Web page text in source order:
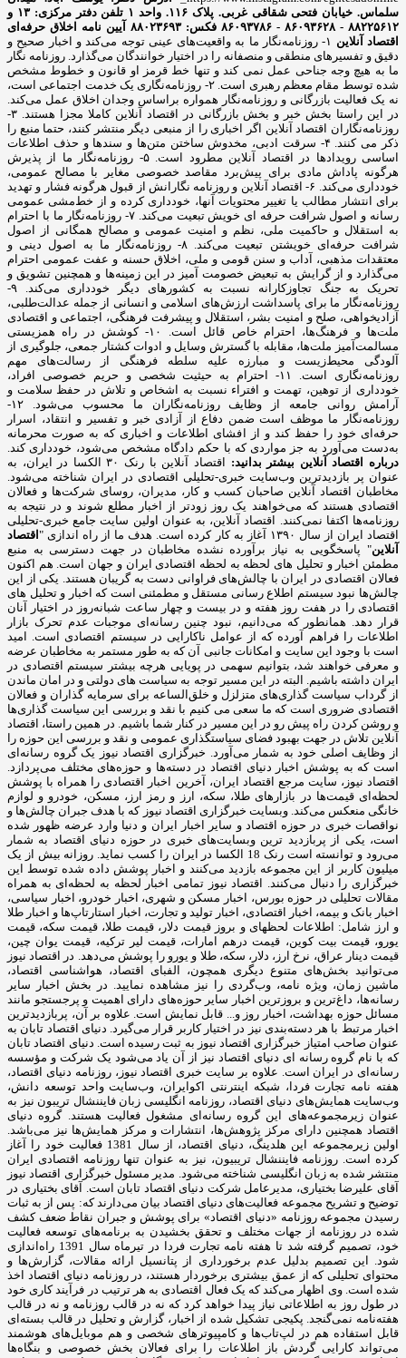
سلماس. خیابان فتحی شقاقی غربی. پلاک ۱۱۶. واحد ۱
تلفن دفتر مرکزی: ۱۳ و
۸۸۲۲۵۶۱۲ - ۸۶۰۹۳۶۲۸ - ۸۶۰۹۳۷۸۶ فکس: ۸۸۰۲۳۶۹۳
آیین نامه اخلاق حرفه‌ای
اقتصاد آنلاین
۱- روزنامه‌نگار ما به واقعیت‌های عینی توجه می‌کند و اخبار صحیح و
دقیق و تفسیرهای منطقی و منصفانه را در اختیار خوانندگان می‌گذارد. روزنامه نگار
ما به هیچ وجه جناحی عمل نمی کند و تنها خط قرمز او قانون و خطوط مشخص
شده توسط مقام معظم رهبری است. ۲- روزنامه‌نگاری یک خدمت اجتماعی است،
نه یک فعالیت بازرگانی و روزنامه‌نگار همواره براساس وجدان اخلاق عمل می‌کند.
در این راستا بخش خبر و بخش بازرگانی در اقتصاد آنلاین کاملا مجزا هستند. ۳-
روزنامه‌نگاران اقتصاد آنلاین اگر اخباری را از منبعی دیگر منتشر کنند، حتما منبع را
ذکر می کنند. ۴- سرقت ادبی، مخدوش ساختن متن‌ها و سندها و حذف اطلاعات
اساسی رویدادها در اقتصاد آنلاین مطرود است. ۵- روزنامه‌نگار ما از پذیرش
هرگونه پاداش مادی برای پیش‌برد مقاصد خصوصی مغایر با مصالح عمومی،
خودداری می‌کند. ۶- اقتصاد آنلاین و روزنامه نگارانش از قبول هرگونه فشار و تهدید
برای انتشار مطالب یا تغییر محتویات آنها، خودداری کرده و از خط‌مشی عمومی
رسانه و اصول شرافت حرفه ای خویش تبعیت می‌کند. ۷- روزنامه‌نگار ما با احترام
به استقلال و حاکمیت ملی، نظم و امنیت عمومی و مصالح همگانی از اصول
شرافت حرفه‌ای خویشتن تبعیت می‌کند. ۸- روزنامه‌نگار ما به اصول دینی و
معتقدات مذهبی، آداب و سنن قومی و ملی، اخلاق حسنه و عفت عمومی احترام
می‌گذارد و از گرایش به تبعیض خصومت آمیز در این زمینه‌ها و همچنین تشویق و
تحریک به جنگ تجاوزکارانه نسبت به کشورهای دیگر خودداری می‌کند. ۹-
روزنامه‌نگار ما برای پاسداشت ارزش‌های اسلامی و انسانی از جمله عدالت‌طلبی،
آزادیخواهی، صلح و امنیت بشر، استقلال و پیشرفت فرهنگی، اجتماعی و اقتصادی
ملت‌ها و فرهنگ‌ها، احترام خاص قائل است. ۱۰- کوشش در راه همزیستی
مسالمت‌آمیز ملت‌ها، مقابله با گسترش وسایل و ادوات کشتار جمعی، جلوگیری از
آلودگی محیط‌زیست و مبارزه علیه سلطه فرهنگی از رسالت‌های مهم
روزنامه‌نگاری است. ۱۱- احترام به حیثیت شخصی و حریم خصوصی افراد،
خودداری از توهین، تهمت و افتراء نسبت به اشخاص و تلاش در حفظ سلامت و
آرامش روانی جامعه از وظایف روزنامه‌نگاران ما محسوب می‌شود. ۱۲-
روزنامه‌نگار ما موظف است ضمن دفاع از آزادی خبر و تفسیر و انتقاد، اسرار
حرفه‌ای خود را حفظ کند و از افشای اطلاعات و اخباری که به صورت محرمانه
به‌دست می‌آورد به جز مواردی که با حکم دادگاه مشخص می‌شود، خودداری کند.
درباره اقتصاد آنلاین بیشتر بدانید:
اقتصاد آنلاین با رنک ۳۰ الکسا در ایران، به
عنوان پر بازدیدترین وب‌سایت خبری-تحلیلی اقتصادی در ایران شناخته می‌شود.
مخاطبان اقتصاد آنلاین صاحبان کسب و کار، مدیران، روسای شرکت‌ها و فعالان
اقتصادی هستند که می‌خواهند یک روز زودتر از اخبار مطلع شوند و در نتیجه به
روزنامه‌ها اکتفا نمی‌کنند. اقتصاد آنلاین، به عنوان اولین سایت جامع خبری-تحلیلی
اقتصاد ایران از سال ۱۳۹۰ آغاز به کار کرده است. هدف ما از راه اندازی "
اقتصاد
آنلاین" پاسخگویی به نیاز برآورده نشده مخاطبان در جهت دسترسی به منبع
مطمئن اخبار و تحلیل های لحظه به لحظه اقتصادی ایران و جهان است. هم اکنون
فعالان اقتصادی در ایران با چالش‌های فراوانی دست به گریبان هستند. یکی از این
چالش‌ها نبود سیستم اطلاع رسانی مستقل و مطمئنی است که اخبار و تحلیل های
اقتصادی را در هفت روز هفته و در بیست و چهار ساعت شبانه‌روز در اختیار آنان
قرار دهد. همانطور که می‌دانیم، نبود چنین رسانه‌ای موجبات عدم تحرک بازار
اطلاعات را فراهم آورده که از عوامل ناکارایی در سیستم اقتصادی است. امید
است با وجود این سایت و امکانات جانبی آن که به طور مستمر به مخاطبان عرضه
و معرفی خواهند شد، بتوانیم سهمی در پویایی هرچه بیشتر سیستم اقتصادی در
ایران داشته باشیم. البته در این مسیر توجه به سیاست های دولتی و در امان ماندن
از گرداب سیاست گذاری‌های متزلزل و خلق‌الساعه برای سرمایه گذاران و فعالان
اقتصادی ضروری است که ما سعی می کنیم با نقد و بررسی این سیاست گذاری‌ها
و روشن کردن راه پیش رو در این مسیر در کنار شما باشیم. در همین راستا، اقتصاد
آنلاین تلاش در جهت بهبود فضای سیاستگذاری عمومی و نقد و بررسی این حوزه را
از وظایف اصلی خود به شمار می‌آورد. خبرگزاری اقتصاد نیوز یک گروه رسانه‌ای
است که به پوشش اخبار دنیای اقتصاد در دسته‌ها و حوزه‌های مختلف می‌پردازد.
اقتصاد نیوز، سایت مرجع اقتصاد ایران، آخرین اخبار اقتصادی را همراه با پوشش
لحظه‌ای قیمت‌ها در بازارهای طلا، سکه، ارز و رمز ارز، مسکن، خودرو و لوازم
خانگی منعکس می‌کند. وبسایت خبرگزاری اقتصاد نیوز که با هدف جبران چالش‌ها و
نواقصات خبری در حوزه اقتصاد و سایر اخبار ایران و دنیا وارد عرضه ظهور شده
است، یکی از پربازدید ترین وبسایت‌های خبری در حوزه دنیای اقتصاد به شمار
می‌رود و توانسته است رنک 18 الکسا در ایران را کسب نماید. روزانه بیش از یک
میلیون کاربر از این مجموعه بازدید می‌کنند و اخبار پوشش داده شده توسط این
خبرگزاری را دنبال می‌کنند. اقتصاد نیوز تمامی اخبار لحظه به لحظه‌ای به همراه
مقالات تحلیلی در حوزه بورس، اخبار مسکن و شهری، اخبار خودرو، اخبار سیاسی،
اخبار بانک و بیمه، اخبار اقتصادی، اخبار تولید و تجارت، اخبار استارتاپ‌ها و اخبار طلا
و ارز شامل: اطلاعات لحظهای و بروز قیمت دلار، قیمت طلا، قیمت سکه، قیمت
یورو، قیمت بیت کوین، قیمت درهم امارات، قیمت لیر ترکیه، قیمت یوان چین،
قیمت دینار عراق، نرخ ارز، دلار، سکه، طلا و یورو را پوشش می‌دهد. در اقتصاد نیوز
می‌توانید بخش‌های متنوع دیگری همچون، الفبای اقتصاد، هواشناسی اقتصاد،
ماشین زمان، ویژه نامه، وب‌گردی را نیز مشاهده نمایید. در بخش اخبار سایر
رسانه‌ها، داغ‌ترین و بروزترین اخبار سایر حوزه‌های دارای اهمیت و پرجستجو مانند
مسائل حوزه بهداشت، اخبار روز و... قابل نمایش است. علاوه بر آن، پربازدیدترین
اخبار مرتبط با هر دسته‌بندی نیز در اختیار کاربر قرار می‌گیرد. دنیای اقتصاد تابان به
عنوان صاحب امتیاز خبرگزاری اقتصاد نیوز به ثبت رسیده است. دنیای اقتصاد تابان
که با نام گروه رسانه ای دنیای اقتصاد نیز از آن یاد می‌شود یک شرکت و مؤسسه
رسانه‌ای در ایران است. علاوه بر سایت خبری اقتصاد نیوز، روزنامه دنیای اقتصاد،
هفته ‌نامه تجارت فردا، شبکه اینترنتی اکوایران، وب‌سایت واحد توسعه دانش،
وب‌سایت همایش‌های دنیای اقتصاد، روزنامه انگلیسی ‌زبان فایننشال تریبون نیز به
عنوان زیرمجموعه‌های این گروه رسانه‌ای مشغول فعالیت هستند. گروه دنیای
اقتصاد همچنین دارای مرکز پژوهش‌ها، انتشارات و مرکز همایش‌ها نیز می‌باشد.
اولین زیرمجموعه این هلدینگ، دنیای اقتصاد، از سال 1381 فعالیت خود را آغاز
کرده است. روزنامه فایننشال تریبیون، نیز به عنوان تنها روزنامه اقتصادی ایران
منتشر شده به زبان انگلیسی شناخته می‌شود. مدیر مسئول خبرگزاری اقتصاد نیوز
آقای علیرضا بختیاری، مدیرعامل شرکت دنیای اقتصاد تابان است. آقای بختیاری در
توضیح و تشریح مجموعه فعالیت‌های دنیای اقتصاد بیان می‌دارند که: پس از به ثبات
رسیدن مجموعه روزنامه «دنیای اقتصاد» برای پوشش و جبران نقاط ضعف کشف
شده در روزنامه از جهات مختلف و تحقق بخشیدن به برنامه‌های توسعه فعالیت
خود، تصمیم گرفته شد تا هفته نامه تجارت فردا در تیرماه سال 1391 راه‌اندازی
شود. این تصمیم بدلیل عدم برخورداری از پتانسیل ارائه مقالات، گزارش‌ها و
محتوای تحلیلی که از عمق بیشتری برخوردار هستند، در روزنامه دنیای اقتصاد اخذ
شده است. وی اظهار می‌کند که یک فعال اقتصادی به هر ترتیب در فرآیند کاری خود
در طول روز به اطلاعاتی نیاز پیدا خواهد کرد که نه در قالب روزنامه و نه در قالب
هفته‌نامه نمی‌گنجد. پکیجی تشکیل شده از اخبار، گزارش و تحلیل در قالب بسته‌ای
قابل استفاده هم در لپ‌تاب‌ها و کامپیوترهای شخصی و هم موبایل‌های هوشمند
می‌تواند کارایی گردش باز اطلاعات را برای فعالان بخش خصوصی و بنگاه‌ها